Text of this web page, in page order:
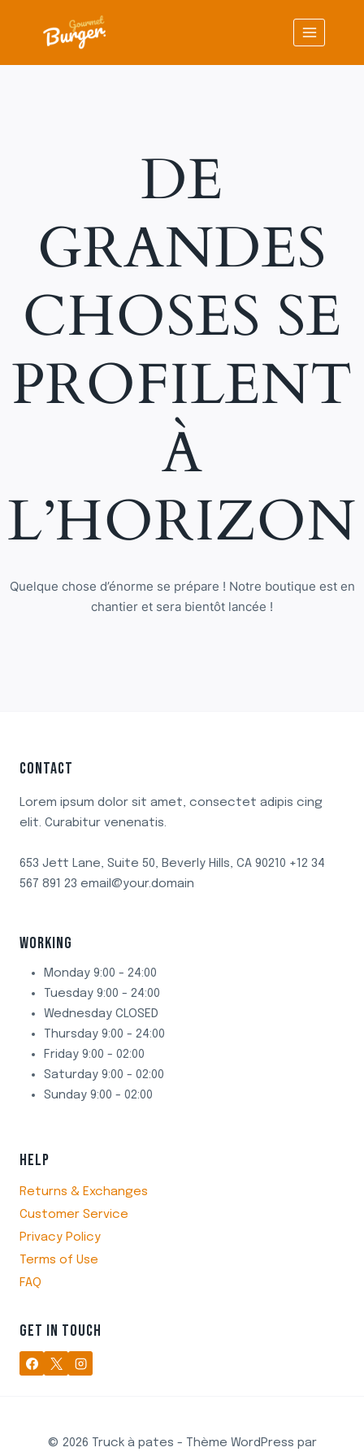
contenu
DE
GRANDES
CHOSES SE
PROFILENT
À
L’HORIZON
Quelque chose d’énorme se prépare ! Notre boutique est en
chantier et sera bientôt lancée !
CONTACT
Lorem ipsum dolor sit amet, consectet adipis cing
elit. Curabitur venenatis.
653 Jett Lane, Suite 50, Beverly Hills, CA 90210 +12 34
567 891 23 email@your.domain
WORKING
Monday 9:00 - 24:00
Tuesday 9:00 - 24:00
Wednesday CLOSED
Thursday 9:00 - 24:00
Friday 9:00 - 02:00
Saturday 9:00 - 02:00
Sunday 9:00 - 02:00
HELP
Returns & Exchanges
Customer Service
Privacy Policy
Terms of Use
FAQ
GET IN TOUCH
© 2026 Truck à pates - Thème WordPress par